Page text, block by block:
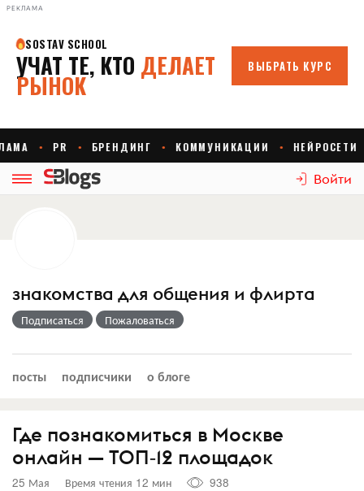
РЕКЛАМА
Войти
знакомства для общения и флирта
Подписаться Пожаловаться
посты подписчики о блоге
Где познакомиться в Москве
онлайн — ТОП‑12 площадок
25 Мая Время чтения 12 мин
938